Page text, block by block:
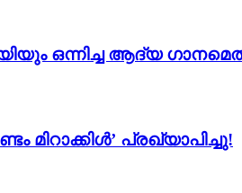
ഒന്നിച്ച ആദ്യ
മിറാക്കിൾ’ പ്രഖ്യാപിച്ചു!